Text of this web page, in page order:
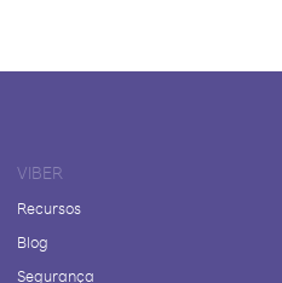
VIBER
Recursos
Blog
Segurança